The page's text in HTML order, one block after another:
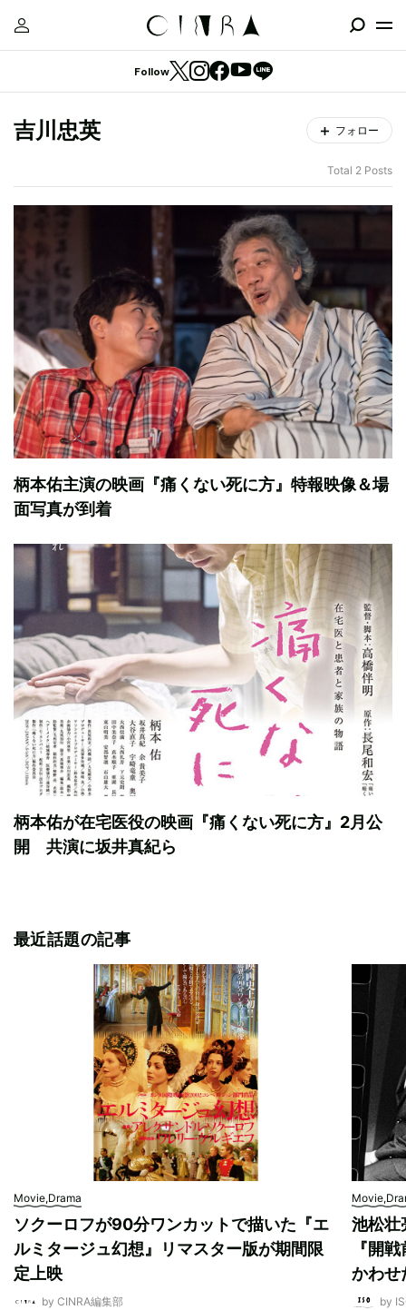
Follow
吉川忠英 フォロー
Total 2 Posts
柄本佑主演の映画『痛くない死に方』特報映像＆場
面写真が到着
柄本佑が在宅医役の映画『痛くない死に方』2月公
開 共演に坂井真紀ら
最近話題の記事
Movie,Drama
ソクーロフが90分ワンカットで描いた『エ
ルミタージュ幻想』リマスター版が期間限
定上映
by CINRA編集部
池松壮
『開
かわせ
by